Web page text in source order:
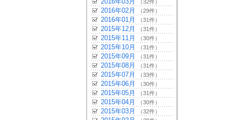
（32件）
2016年02月 （29件）
2016年01月 （31件）
2015年12月 （31件）
2015年11月 （30件）
2015年10月 （31件）
2015年09月 （31件）
2015年08月 （31件）
2015年07月 （33件）
2015年06月 （30件）
2015年05月 （31件）
2015年04月 （30件）
2015年03月 （32件）